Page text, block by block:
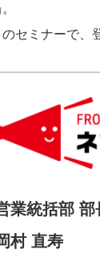
セミナーで、
業統括部 部
村 直寿